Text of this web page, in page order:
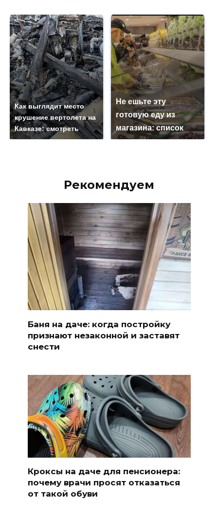
Как выглядит место
крушение вертолета на
Кавказе: смотреть
Не ешьте эту
готовую еду из
магазина: список
Рекомендуем
Баня на даче: когда постройку
признают незаконной и заставят
снести
Кроксы на даче для пенсионера:
почему врачи просят отказаться
от такой обуви